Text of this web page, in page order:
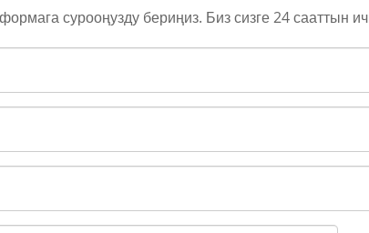
сурооңузду бериңиз. Биз сизге 24 сааттын